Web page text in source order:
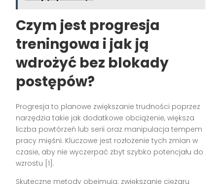
Czym jest progresja
treningowa i jak ją
wdrożyć bez blokady
postępów?
Progresja to planowe zwiększanie trudności poprzez
narzędzia takie jak dodatkowe obciążenie, większa
liczba powtórzeń lub serii oraz manipulacja tempem
pracy mięśni. Kluczowe jest rozłożenie tych zmian w
czasie, aby nie wyczerpać zbyt szybko potencjału do
wzrostu [1].
Skuteczne metody obejmują: zwiększanie ciężaru